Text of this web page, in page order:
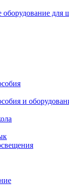
оборудование для
и